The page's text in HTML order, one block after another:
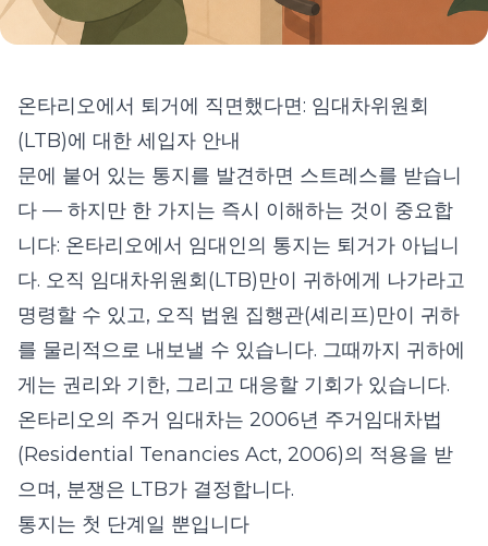
온타리오에서 퇴거에 직면했다면: 임대차위원회
(LTB)에 대한 세입자 안내
문에 붙어 있는 통지를 발견하면 스트레스를 받습니
다 — 하지만 한 가지는 즉시 이해하는 것이 중요합
니다: 온타리오에서 임대인의 통지는 퇴거가 아닙니
다. 오직 임대차위원회(LTB)만이 귀하에게 나가라고
명령할 수 있고, 오직 법원 집행관(셰리프)만이 귀하
를 물리적으로 내보낼 수 있습니다. 그때까지 귀하에
게는 권리와 기한, 그리고 대응할 기회가 있습니다.
온타리오의 주거 임대차는 2006년 주거임대차법
(Residential Tenancies Act, 2006)의 적용을 받
으며, 분쟁은 LTB가 결정합니다.
통지는 첫 단계일 뿐입니다